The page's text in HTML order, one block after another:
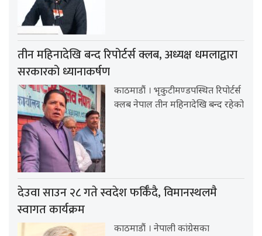
तीन महिनादेखि बन्द रिपोर्टर्स क्लब, अध्यक्ष धमलाद्वारा
सरकारको ध्यानाकर्षण
काठमाडौं । भृकुटीमण्डपस्थित रिपोर्टर्स
क्लब नेपाल तीन महिनादेखि बन्द रहेको
देउवा साउन २८ गते स्वदेश फर्किँदै, विमानस्थलमै
स्वागत कार्यक्रम
काठमाडौं । नेपाली कांग्रेसका